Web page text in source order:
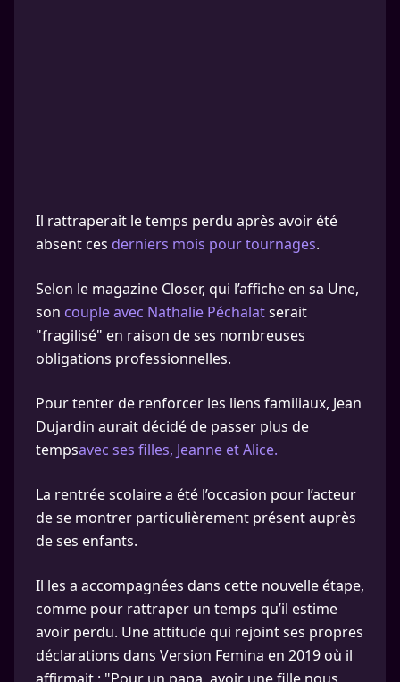
Il rattraperait le temps perdu après avoir été
absent ces derniers mois pour tournages.
Selon le magazine Closer, qui l’affiche en sa Une,
son couple avec Nathalie Péchalatserait
"fragilisé" en raison de ses nombreuses
obligations professionnelles.
Pour tenter de renforcer les liens familiaux, Jean
Dujardin aurait décidé de passer plus de
tempsavec ses filles, Jeanne et Alice.
La rentrée scolaire a été l’occasion pour l’acteur
de se montrer particulièrement présent auprès
de ses enfants.
Il les a accompagnées dans cette nouvelle étape,
comme pour rattraper un temps qu’il estime
avoir perdu. Une attitude qui rejoint ses propres
déclarations dans Version Femina en 2019 où il